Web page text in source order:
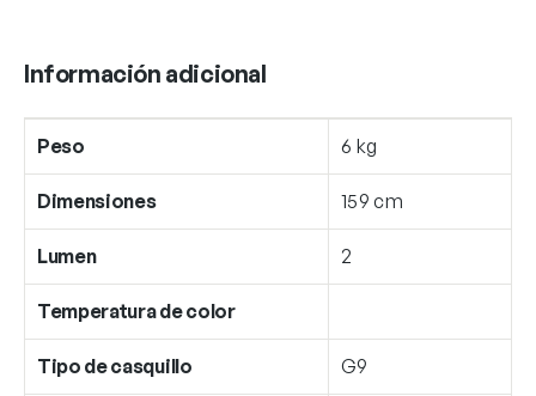
Información adicional
Peso 6 kg
Dimensiones 159 cm
Lumen 2
Temperatura de color
Tipo de casquillo G9